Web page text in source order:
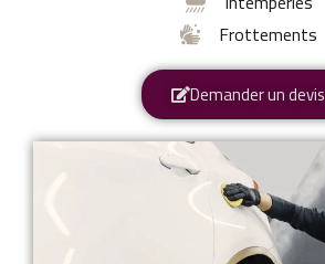
Frottements
Demander un devis